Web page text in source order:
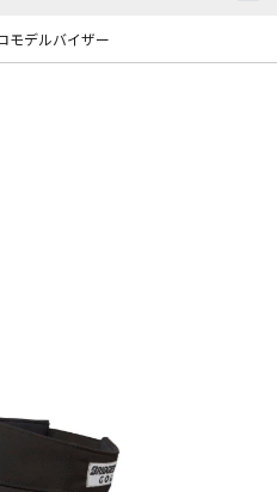
い合わせ＞
モデルバイザー